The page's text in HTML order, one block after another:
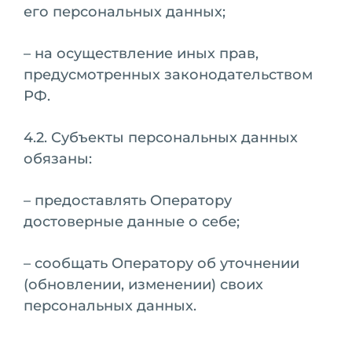
его персональных данных;
– на осуществление иных прав,
предусмотренных законодательством
РФ.
4.2. Субъекты персональных данных
обязаны:
– предоставлять Оператору
достоверные данные о себе;
– сообщать Оператору об уточнении
(обновлении, изменении) своих
персональных данных.